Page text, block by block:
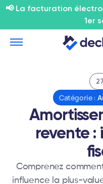
📢 La facturation
1er
Catégorie :
revente :
Comprenez
influence la plus-